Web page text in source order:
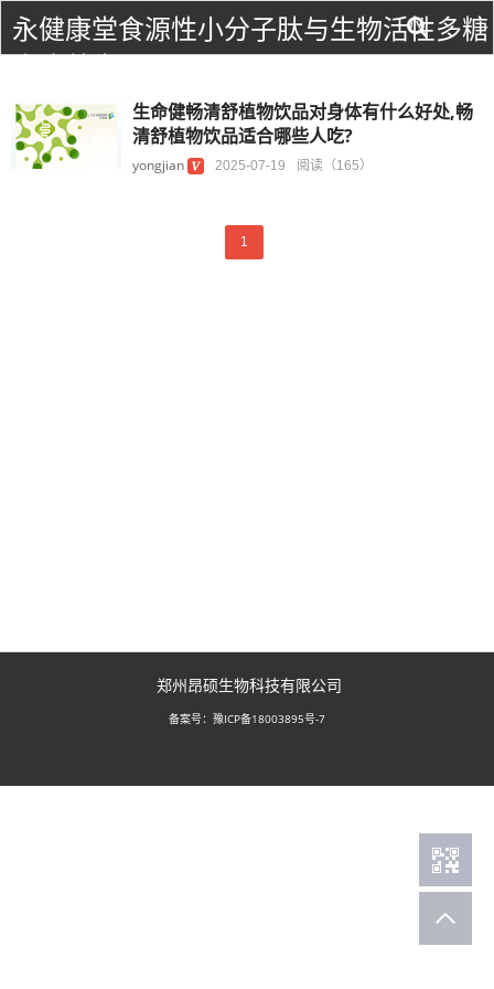
永健康堂食源性小分子肽与生物活性多糖
生命健畅清舒植物饮品对身体有什么好处,畅
清舒植物饮品适合哪些人吃?
yongjian 2025-07-19 阅读（165）
1
郑州昂硕生物科技有限公司
备案号： 豫ICP备18003895号-7